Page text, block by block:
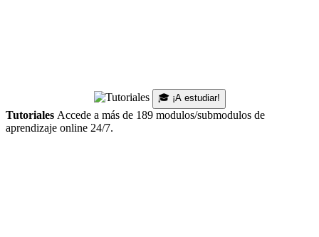
🎓 ¡A estudiar!
Tutoriales Accede a más de 189 modulos/submodulos de
aprendizaje online 24/7.